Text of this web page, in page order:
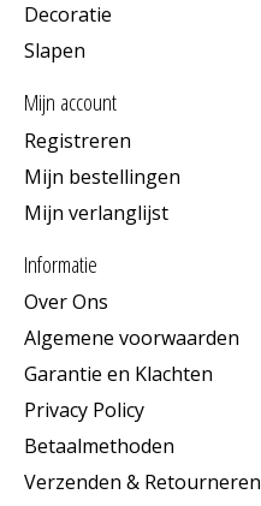
Decoratie
Slapen
Mijn account
Registreren
Mijn bestellingen
Mijn verlanglijst
Informatie
Over Ons
Algemene voorwaarden
Garantie en Klachten
Privacy Policy
Betaalmethoden
Verzenden & Retourneren